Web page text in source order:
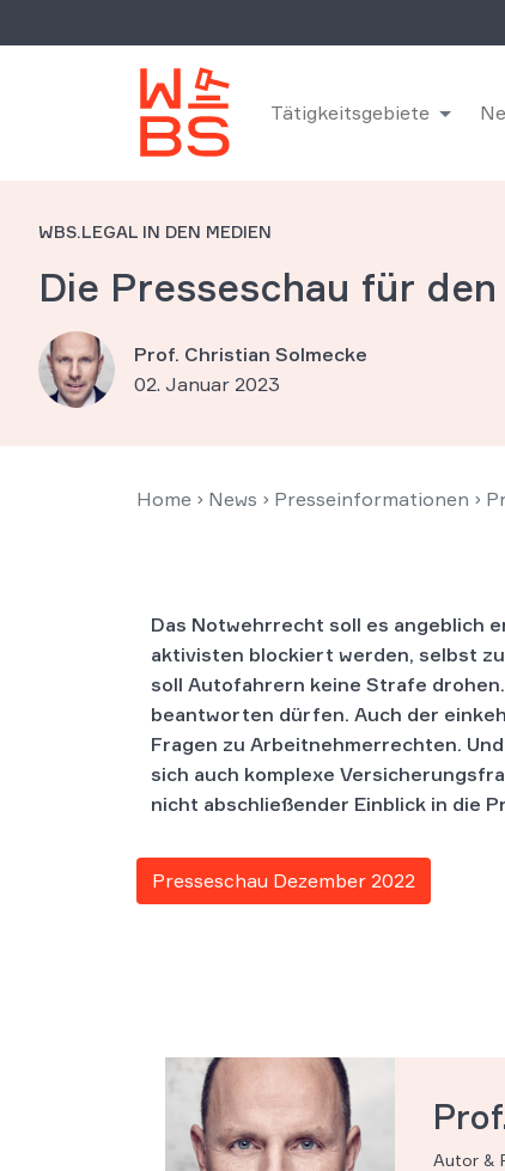
Tätigkeitsgebiete
WBS.LEGAL IN DEN MEDIEN
Die Presseschau für
Prof. Christian Solmecke
02. Januar 2023
Home › News › Presseinformationen ›
Das Notwehrrecht soll es angeblich
aktivisten blockiert werden, selbst
soll Autofahrern keine Strafe
beantworten dürfen. Auch der
Fragen zu Arbeitnehmerrechten.
sich auch komplexe
nicht abschließender Einblick in die
Presseschau Dezember 2022
Autor &